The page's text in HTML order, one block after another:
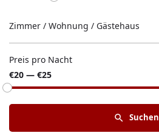
Zimmer / Wohnung / Gästehaus
Preis pro Nacht
€20 — €25
Suchen